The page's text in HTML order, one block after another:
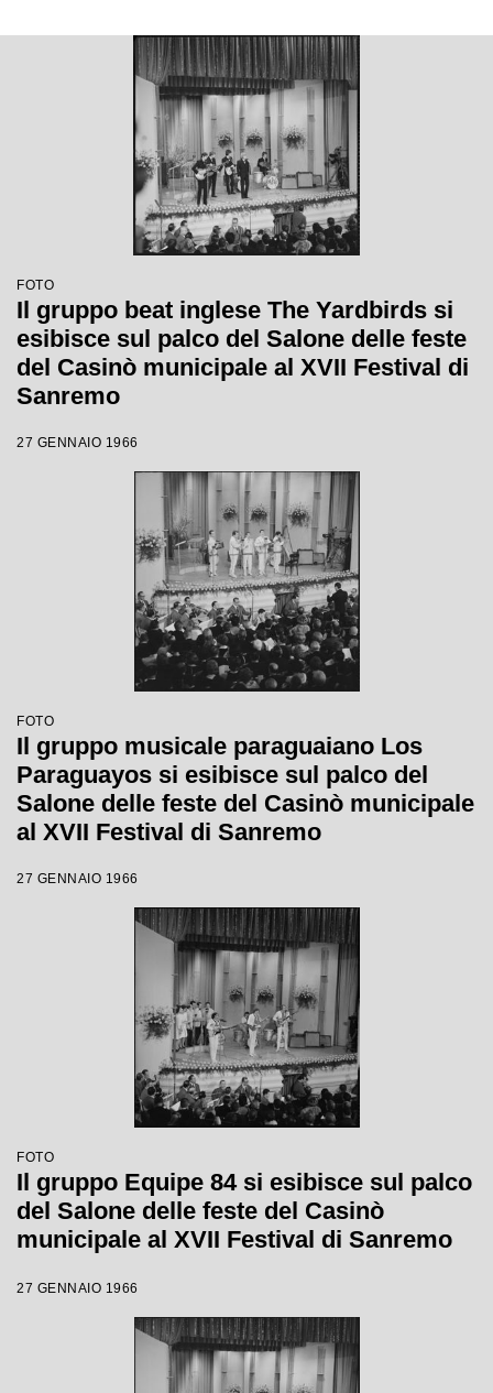
FOTO
Il gruppo beat inglese The Yardbirds si
esibisce sul palco del Salone delle feste
del Casinò municipale al XVII Festival di
Sanremo
27 GENNAIO 1966
FOTO
Il gruppo musicale paraguaiano Los
Paraguayos si esibisce sul palco del
Salone delle feste del Casinò municipale
al XVII Festival di Sanremo
27 GENNAIO 1966
FOTO
Il gruppo Equipe 84 si esibisce sul palco
del Salone delle feste del Casinò
municipale al XVII Festival di Sanremo
27 GENNAIO 1966